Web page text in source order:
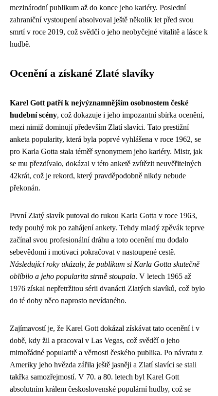
mezinárodní publikum až do konce jeho kariéry. Poslední
zahraniční vystoupení absolvoval ještě několik let před svou
smrtí v roce 2019, což svědčí o jeho neobyčejné vitalitě a lásce k
hudbě.
Ocenění a získané Zlaté slavíky
Karel Gott patří k nejvýznamnějším osobnostem české
hudební scény, což dokazuje i jeho impozantní sbírka ocenění,
mezi nimiž dominují především Zlatí slavíci. Tato prestižní
anketa popularity, která byla poprvé vyhlášena v roce 1962, se
pro Karla Gotta stala téměř synonymem jeho kariéry. Mistr, jak
se mu přezdívalo, dokázal v této anketě zvítězit neuvěřitelných
42krát, což je rekord, který pravděpodobně nikdy nebude
překonán.
První Zlatý slavík putoval do rukou Karla Gotta v roce 1963,
tedy pouhý rok po zahájení ankety. Tehdy mladý zpěvák teprve
začínal svou profesionální dráhu a toto ocenění mu dodalo
sebevědomí i motivaci pokračovat v nastoupené cestě.
Následující roky ukázaly, že publikum si Karla Gotta skutečně
oblíbilo a jeho popularita strmě stoupala. V letech 1965 až
1976 získal nepřetržitou sérii dvanácti Zlatých slavíků, což bylo
do té doby něco naprosto nevídaného.
Zajímavostí je, že Karel Gott dokázal získávat tato ocenění i v
době, kdy žil a pracoval v Las Vegas, což svědčí o jeho
mimořádné popularitě a věrnosti českého publika. Po návratu z
Ameriky jeho hvězda zářila ještě jasněji a Zlatí slavíci se stali
takřka samozřejmostí. V 70. a 80. letech byl Karel Gott
absolutním králem československé populární hudby, což se